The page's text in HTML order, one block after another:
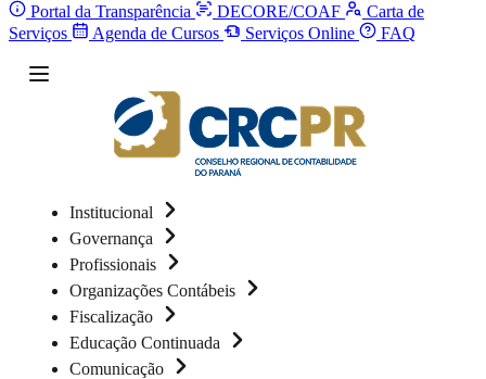
Portal da Transparência DECORE/COAF
Carta de
Serviços
Agenda de Cursos Serviços Online FAQ
Institucional
Governança
Profissionais
Organizações Contábeis
Fiscalização
Educação Continuada
Comunicação